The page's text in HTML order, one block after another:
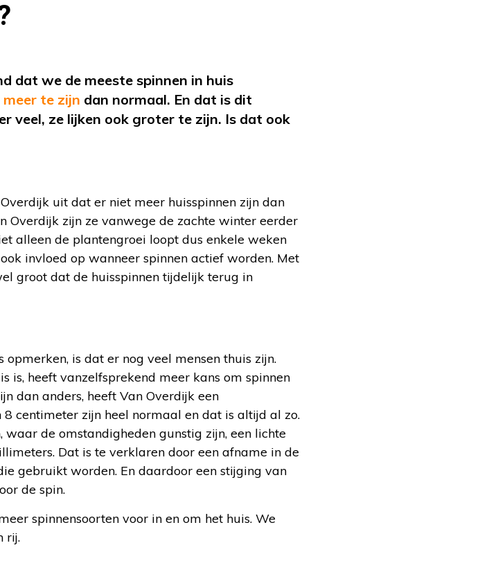
dat we de meeste spinnen in huis
meer te zijn dan normaal. En dat is dit
veel, ze lijken ook groter te zijn. Is dat ook
uit dat er niet meer huisspinnen zijn dan
Overdijk zijn ze vanwege de zachte winter eerder
alleen de plantengroei loopt dus enkele weken
invloed op wanneer spinnen actief worden. Met
groot dat de huisspinnen tijdelijk terug in
is dat er nog veel mensen thuis zijn.
is, heeft vanzelfsprekend meer kans om spinnen
dan anders, heeft Van Overdijk een
8 centimeter zijn heel normaal en dat is altijd al zo.
de omstandigheden gunstig zijn, een lichte
Dat is te verklaren door een afname in de
gebruikt worden. En daardoor een stijging van
de spin.
spinnensoorten voor in en om het huis. We
rij.